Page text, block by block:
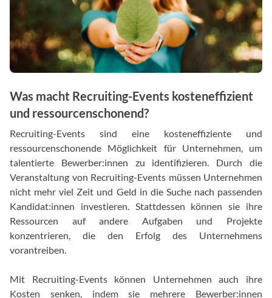
Was macht Recruiting-Events kosteneffizient
und ressourcenschonend?
Recruiting-Events sind eine kosteneffiziente und
ressourcenschonende Möglichkeit für Unternehmen, um
talentierte Bewerber:innen zu identifizieren. Durch die
Veranstaltung von Recruiting-Events müssen Unternehmen
nicht mehr viel Zeit und Geld in die Suche nach passenden
Kandidat:innen investieren. Stattdessen können sie ihre
Ressourcen auf andere Aufgaben und Projekte
konzentrieren, die den Erfolg des Unternehmens
vorantreiben.
Mit Recruiting-Events können Unternehmen auch ihre
Kosten senken, indem sie mehrere Bewerber:innen